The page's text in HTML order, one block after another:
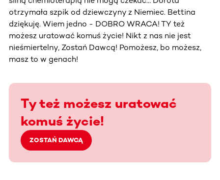
otrzymała szpik od dziewczyny z Niemiec. Bettina
dziękuję. Wiem jedno - DOBRO WRACA! TY też
możesz uratować komuś życie! Nikt z nas nie jest
nieśmiertelny, Zostań Dawcą! Pomożesz, bo możesz,
masz to w genach!
Ty też możesz uratować
komuś życie!
ZOSTAŃ DAWCĄ